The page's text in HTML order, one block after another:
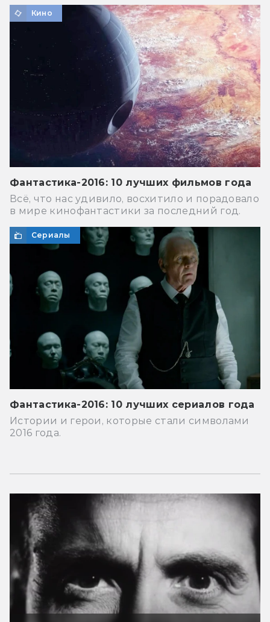
Кино
Фантастика-2016: 10 лучших фильмов года
Всё, что нас удивило, восхитило и порадовало
в мире кинофантастики за последний год.
Сериалы
Фантастика-2016: 10 лучших сериалов года
Истории и герои, которые стали символами
2016 года.